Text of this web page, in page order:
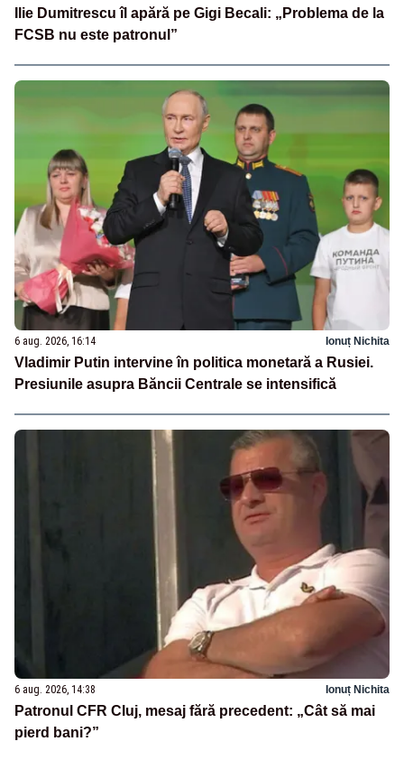
Ilie Dumitrescu îl apără pe Gigi Becali: „Problema de la
FCSB nu este patronul”
6 aug. 2026, 16:14 Ionuț Nichita
Vladimir Putin intervine în politica monetară a Rusiei.
Presiunile asupra Băncii Centrale se intensifică
6 aug. 2026, 14:38 Ionuț Nichita
Patronul CFR Cluj, mesaj fără precedent: „Cât să mai
pierd bani?”